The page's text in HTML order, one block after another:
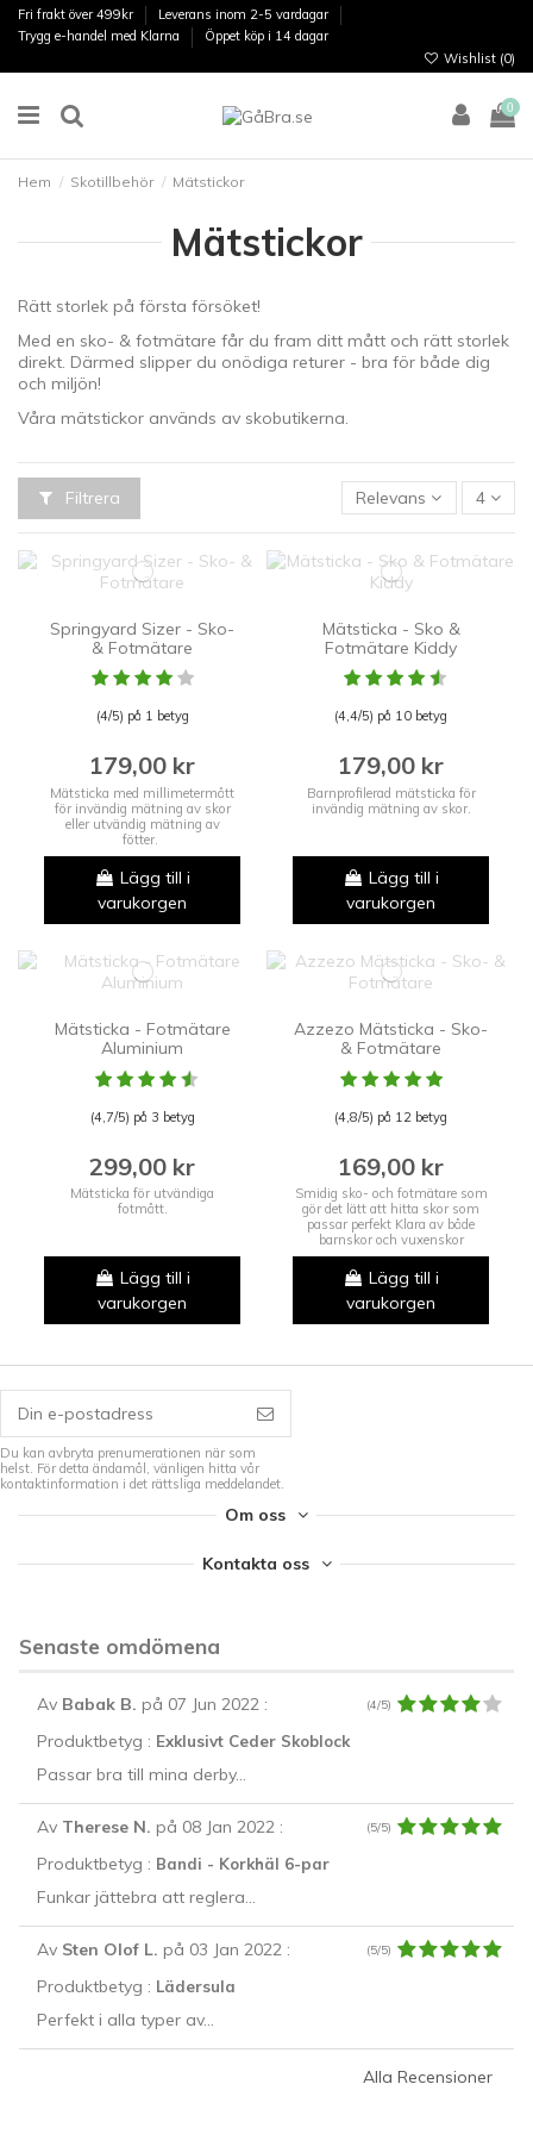
Fri frakt över 499kr
Leverans inom 2-5 vardagar
Trygg e-handel med Klarna
Öppet köp i 14 dagar
Wishlist (0)
0
Hem Skotillbehör Mätstickor
Mätstickor
Rätt storlek på första försöket!
Med en sko- & fotmätare får du fram ditt mått och rätt storlek
direkt. Därmed slipper du onödiga returer - bra för både dig
och miljön!
Våra mätstickor används av skobutikerna.
Filtrera Relevans 4
Springyard Sizer - Sko-
& Fotmätare
(4/5) på 1 betyg
179,00 kr
Mätsticka med millimetermått
för invändig mätning av skor
eller utvändig mätning av
fötter.
Lägg till i
varukorgen
Mätsticka - Sko &
Fotmätare Kiddy
(4,4/5) på 10 betyg
179,00 kr
Barnprofilerad mätsticka för
invändig mätning av skor.
Lägg till i
varukorgen
Mätsticka - Fotmätare
Aluminium
(4,7/5) på 3 betyg
299,00 kr
Mätsticka för utvändiga
fotmått.
Lägg till i
varukorgen
Azzezo Mätsticka - Sko-
& Fotmätare
(4,8/5) på 12 betyg
169,00 kr
Smidig sko- och fotmätare som
gör det lätt att hitta skor som
passar perfekt Klara av både
barnskor och vuxenskor
Lägg till i
varukorgen
Du kan avbryta prenumerationen när som
helst. För detta ändamål, vänligen hitta vår
kontaktinformation i det rättsliga meddelandet.
Om oss
Kontakta oss
Senaste omdömena
Av Babak B. på 07 Jun 2022: (4/5)
Produktbetyg : Exklusivt Ceder Skoblock
Passar bra till mina derby...
Av Therese N. på 08 Jan 2022: (5/5)
Produktbetyg : Bandi - Korkhäl 6-par
Funkar jättebra att reglera...
Av Sten Olof L. på 03 Jan 2022: (5/5)
Produktbetyg : Lädersula
Perfekt i alla typer av...
Alla Recensioner